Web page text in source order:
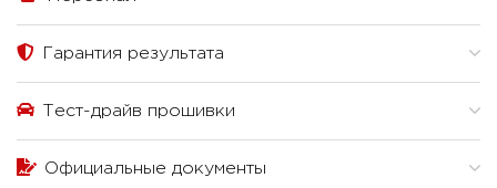
Гарантия результата
Тест-драйв прошивки
Официальные документы